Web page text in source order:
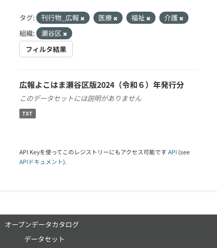
タグ: 刊行物_広報 医療 福祉
介護
組織:
瀬谷区
フィルタ結果
広報よこはま瀬谷区版2024（令和６）年発行分
このデータセットには説明がありません
TXT
API Keyを使ってこのレジストリーにもアクセス可能です API (see
APIドキュメント).
オープンデータカタログ
データセット